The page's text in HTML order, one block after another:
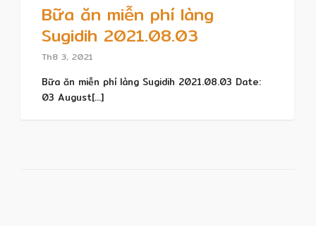
Bữa ăn miễn phí làng
Sugidih 2021.08.03
Th8 3, 2021
Bữa ăn miễn phí làng Sugidih 2021.08.03 Date:
03 August[...]